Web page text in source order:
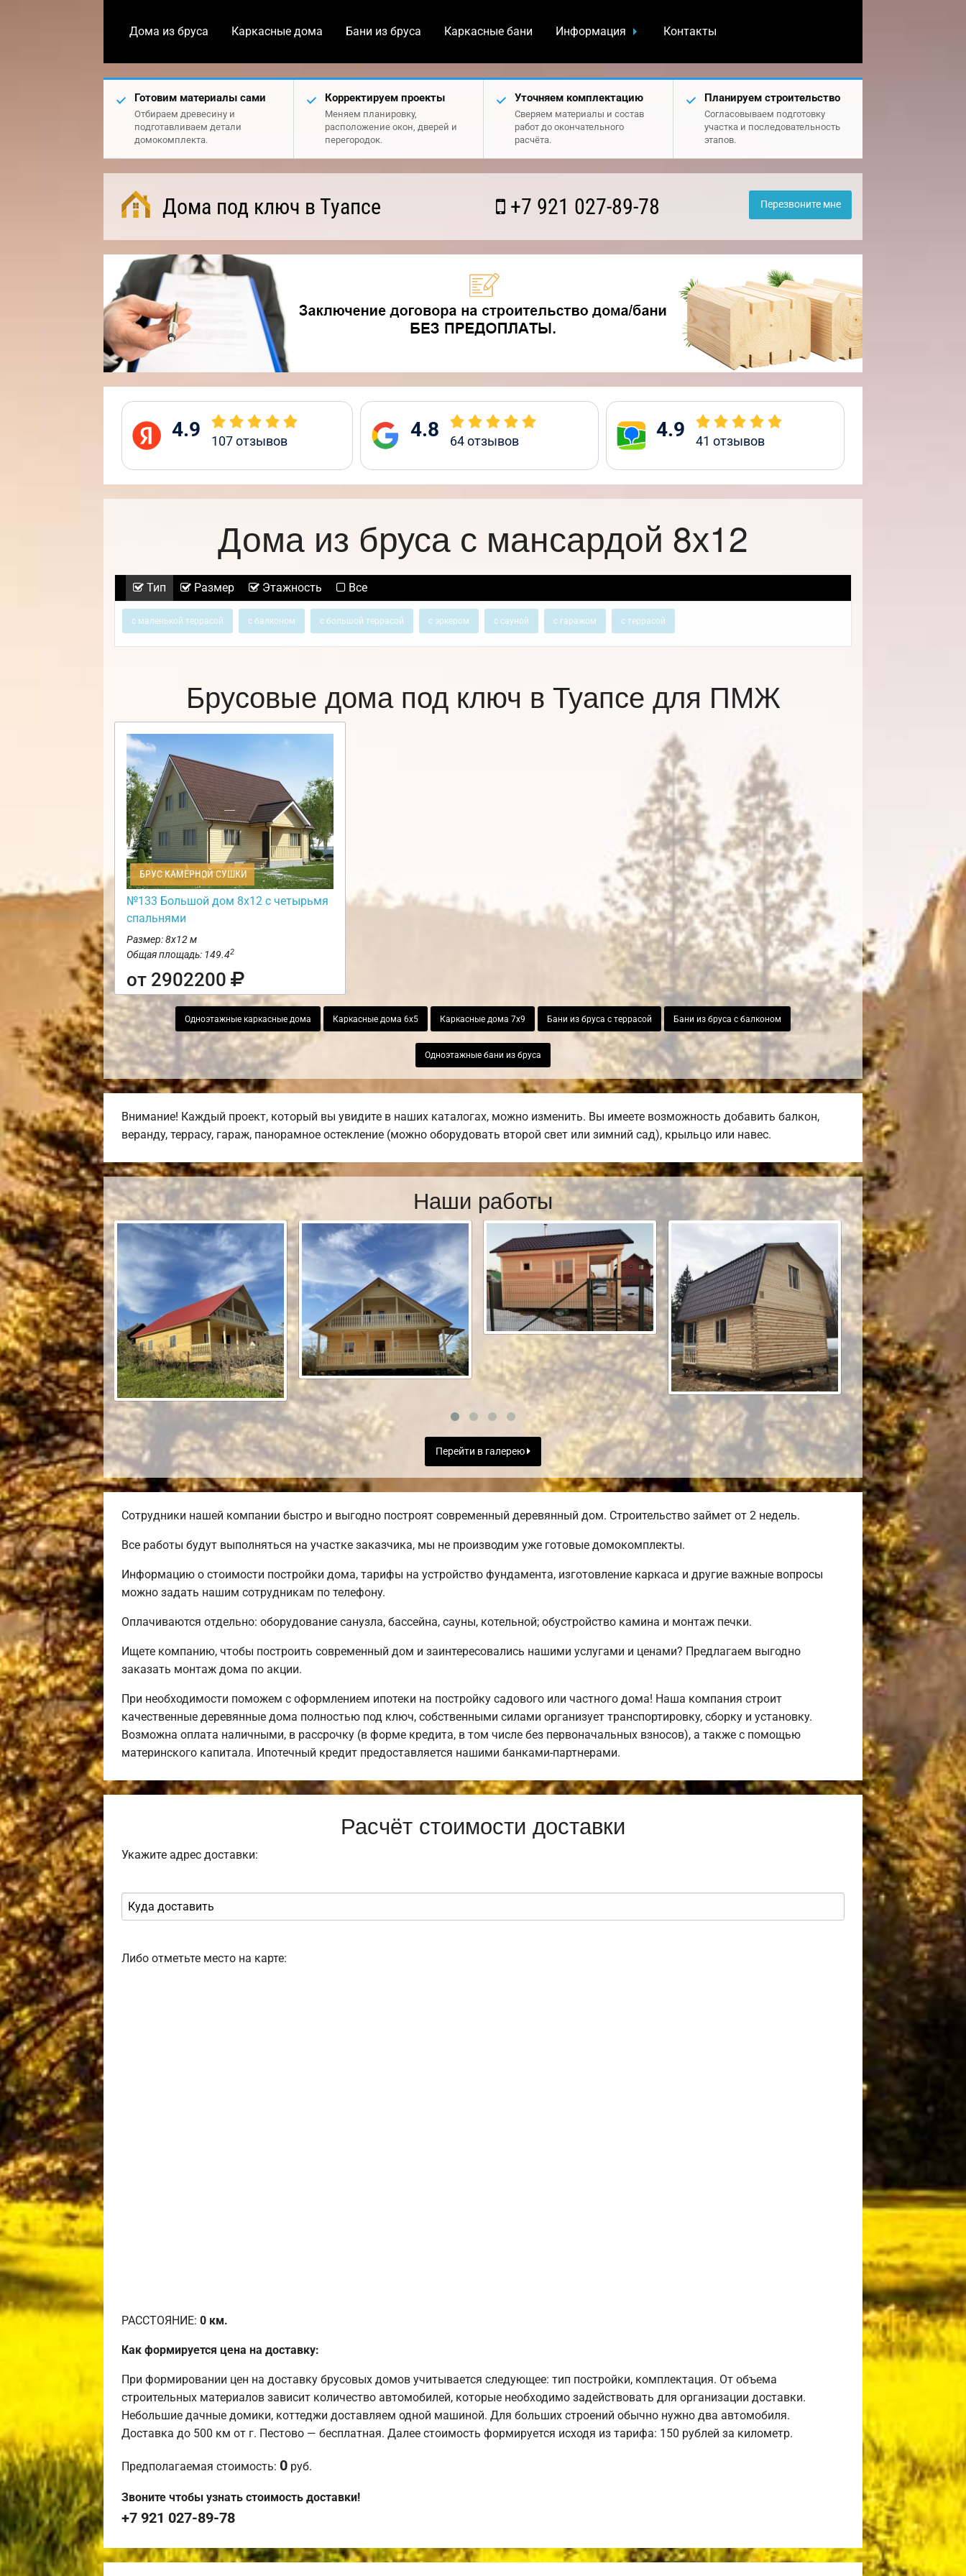
Дома из бруса Каркасные дома Бани из бруса Каркасные бани Информация Контакты
Готовим материалы сами
Отбираем древесину и
подготавливаем детали
домокомплекта.
Корректируем проекты
Меняем планировку,
расположение окон, дверей и
перегородок.
Уточняем комплектацию
Сверяем материалы и состав
работ до окончательного
расчёта.
Планируем строительство
Согласовываем подготовку
участка и последовательность
этапов.
Дома под ключ в Туапсе +7 921 027-89-78 Перезвоните мне
4.9 107отзывов 4.8 64отзывов 4.9 41 отзывов
Дома из бруса с мансардой 8х12
Тип Размер Этажность Все
с маленькой террасой с балконом с большой террасой с эркером с сауной с гаражом с террасой
Брусовые дома под ключ в Туапсе для ПМЖ
БРУС КАМЕРНОЙ СУШКИ
№133 Большой дом 8х12 с четырьмя
спальнями
Размер: 8х12 м
Общая площадь: 149.42
от 2902200
Одноэтажные каркасные дома Каркасные дома 6х5 Каркасные дома 7х9 Бани из бруса с террасой Бани из бруса с балконом
Одноэтажные бани из бруса
Внимание! Каждый проект, который вы увидите в наших каталогах, можно изменить. Вы имеете возможность добавить балкон,
веранду, террасу, гараж, панорамное остекление (можно оборудовать второй свет или зимний сад), крыльцо или навес.
Наши работы
Перейти в галерею
Сотрудники нашей компании быстро и выгодно построят современный деревянный дом. Строительство займет от 2 недель.
Все работы будут выполняться на участке заказчика, мы не производим уже готовые домокомплекты.
Информацию о стоимости постройки дома, тарифы на устройство фундамента, изготовление каркаса и другие важные вопросы
можно задать нашим сотрудникам по телефону.
Оплачиваются отдельно: оборудование санузла, бассейна, сауны, котельной; обустройство камина и монтаж печки.
Ищете компанию, чтобы построить современный дом и заинтересовались нашими услугами и ценами? Предлагаем выгодно
заказать монтаж дома по акции.
При необходимости поможем с оформлением ипотеки на постройку садового или частного дома! Наша компания строит
качественные деревянные дома полностью под ключ, собственными силами организует транспортировку, сборку и установку.
Возможна оплата наличными, в рассрочку (в форме кредита, в том числе без первоначальных взносов), а также с помощью
материнского капитала. Ипотечный кредит предоставляется нашими банками-партнерами.
Расчёт стоимости доставки
Укажите адрес доставки:
Либо отметьте место на карте:
РАССТОЯНИЕ: 0 км.
Как формируется цена на доставку:
При формировании цен на доставку брусовых домов учитывается следующее: тип постройки, комплектация. От объема
строительных материалов зависит количество автомобилей, которые необходимо задействовать для организации доставки.
Небольшие дачные домики, коттеджи доставляем одной машиной. Для больших строений обычно нужно два автомобиля.
Доставка до 500 км от г. Пестово — бесплатная. Далее стоимость формируется исходя из тарифа: 150 рублей за километр.
Предполагаемая стоимость: 0 руб.
Звоните чтобы узнать стоимость доставки!
+7 921 027-89-78